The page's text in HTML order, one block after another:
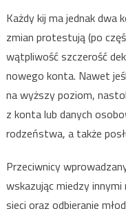
Każdy kij ma jednak dwa
zmian protestują (po
wątpliwość szczerość
nowego konta. Nawet
na wyższy poziom,
z konta lub danych
rodzeństwa, a także
Przeciwnicy
wskazując miedzy
sieci oraz odbieranie